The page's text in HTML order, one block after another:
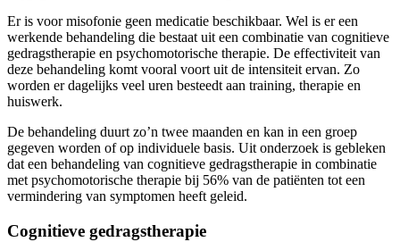
Er is voor misofonie geen medicatie beschikbaar. Wel is er een
werkende behandeling die bestaat uit een combinatie van cognitieve
gedragstherapie en psychomotorische therapie. De effectiviteit van
deze behandeling komt vooral voort uit de intensiteit ervan. Zo
worden er dagelijks veel uren besteedt aan training, therapie en
huiswerk.
De behandeling duurt zo’n twee maanden en kan in een groep
gegeven worden of op individuele basis. Uit onderzoek is gebleken
dat een behandeling van cognitieve gedragstherapie in combinatie
met psychomotorische therapie bij 56% van de patiënten tot een
vermindering van symptomen heeft geleid.
Cognitieve gedragstherapie